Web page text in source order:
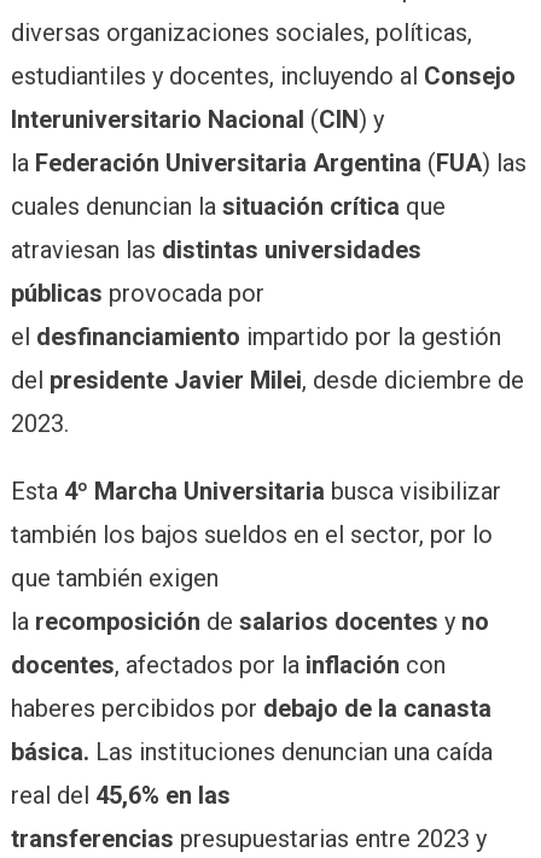
diversas organizaciones sociales, políticas,
estudiantiles y docentes, incluyendo al Consejo
Interuniversitario Nacional (CIN) y
la Federación Universitaria Argentina (FUA) las
cuales denuncian la situación crítica que
atraviesan las distintas universidades
públicas provocada por
el desfinanciamiento impartido por la gestión
del presidente Javier Milei, desde diciembre de
2023.
Esta 4º Marcha Universitaria busca visibilizar
también los bajos sueldos en el sector, por lo
que también exigen
la recomposición de salarios docentes yno
docentes, afectados por la inflación con
haberes percibidos por debajo de la canasta
básica. Las instituciones denuncian una caída
real del 45,6% en las
transferencias presupuestarias entre 2023 y